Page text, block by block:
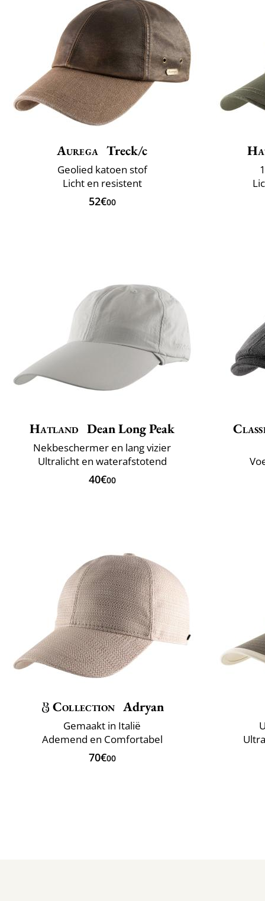
Aurega Treck/c
Geolied katoen stof
Licht en resistent
52€00
Hatland Dean Long Peak
Nekbeschermer en lang vizier
Ultralicht en waterafstotend
40€00
Collection Adryan
Gemaakt in Italië
Ademend en Comfortabel
70€00